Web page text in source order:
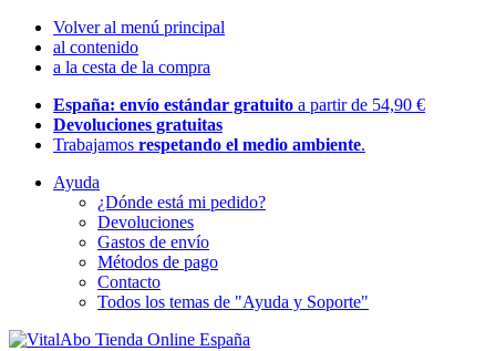
Volver al menú principal
al contenido
a la cesta de la compra
España: envío estándar gratuito a partir de 54,90 €
Devoluciones gratuitas
Trabajamos respetando el medio ambiente.
Ayuda
¿Dónde está mi pedido?
Devoluciones
Gastos de envío
Métodos de pago
Contacto
Todos los temas de "Ayuda y Soporte"